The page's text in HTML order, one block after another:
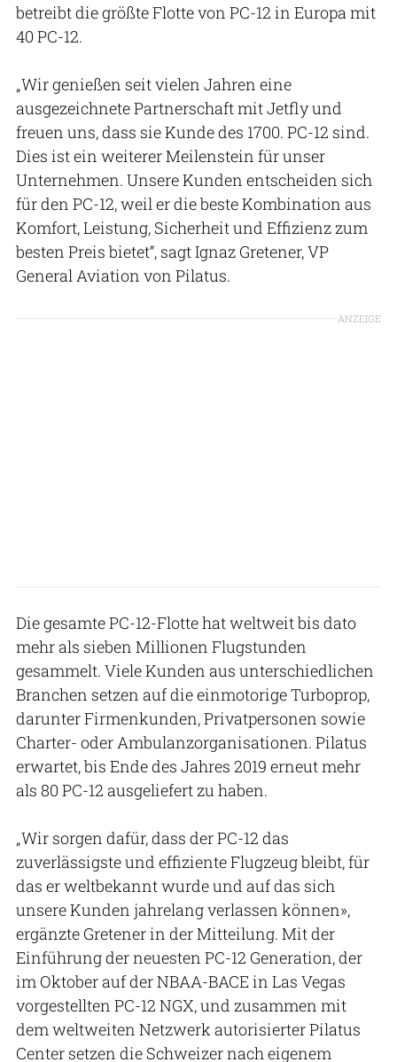
betreibt die größte Flotte von PC-12 in Europa mit
40 PC-12.
„Wir genießen seit vielen Jahren eine
ausgezeichnete Partnerschaft mit Jetfly und
freuen uns, dass sie Kunde des 1700. PC-12 sind.
Dies ist ein weiterer Meilenstein für unser
Unternehmen. Unsere Kunden entscheiden sich
für den PC-12, weil er die beste Kombination aus
Komfort, Leistung, Sicherheit und Effizienz zum
besten Preis bietet“, sagt Ignaz Gretener, VP
General Aviation von Pilatus.
ANZEIGE
Die gesamte PC-12-Flotte hat weltweit bis dato
mehr als sieben Millionen Flugstunden
gesammelt. Viele Kunden aus unterschiedlichen
Branchen setzen auf die einmotorige Turboprop,
darunter Firmenkunden, Privatpersonen sowie
Charter- oder Ambulanzorganisationen. Pilatus
erwartet, bis Ende des Jahres 2019 erneut mehr
als 80 PC-12 ausgeliefert zu haben.
„Wir sorgen dafür, dass der PC-12 das
zuverlässigste und effiziente Flugzeug bleibt, für
das er weltbekannt wurde und auf das sich
unsere Kunden jahrelang verlassen können»,
ergänzte Gretener in der Mitteilung. Mit der
Einführung der neuesten PC-12 Generation, der
im Oktober auf der NBAA-BACE in Las Vegas
vorgestellten PC-12 NGX, und zusammen mit
dem weltweiten Netzwerk autorisierter Pilatus
Center setzen die Schweizer nach eigenem